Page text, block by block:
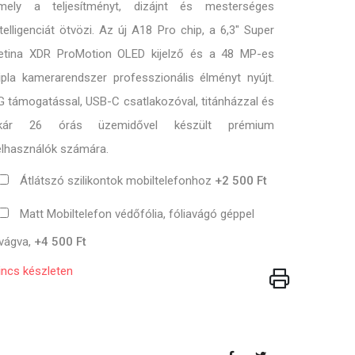
a teljesítményt, dizájnt és mesterséges
ötvözi. Az új A18 Pro chip, a 6,3" Super
XDR ProMotion OLED kijelző és a 48 MP-es
kamerarendszer professzionális élményt nyújt.
támogatással, USB-C csatlakozóval, titánházzal és
26 órás üzemidővel készült prémium
számára.
Átlátszó szilikontok mobiltelefonhoz +2 500 Ft
Matt Mobiltelefon védőfólia, fóliavágó géppel
+4 500 Ft
készleten